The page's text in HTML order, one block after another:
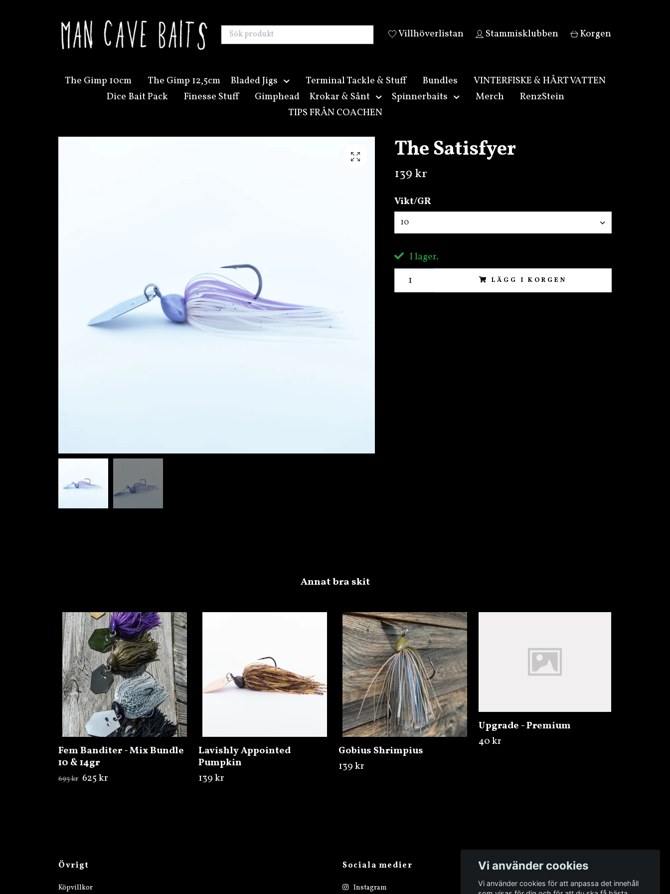
Villhöverlistan Stammisklubben Korgen
The Gimp 10cm The Gimp 12,5cm Bladed Jigs Terminal Tackle & Stuff Bundles
VINTERFISKE & HÅRT VATTEN
Dice Bait Pack
Finesse Stuff Gimphead Krokar & Sånt Spinnerbaits Merch
RenzStein
TIPS FRÅN COACHEN
The Satisfyer
139 kr
Vikt/GR
10
I lager.
LÄGG I KORGEN
Fem Banditer - Mix Bundle
10 & 14gr
695 kr 625 kr
Lavishly Appointed
Pumpkin
139 kr
Gobius Shrimpius
139 kr
Upgrade - Premium
40 kr
Övrigt
Köpvillkor
Sociala medier
Instagram
Vi använder cookies
Vi använder cookies för att anpassa det innehåll